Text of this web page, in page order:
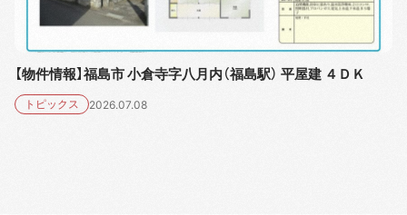
【物件情報】福島市 小倉寺字八月内（福島駅） 平屋建 ４ＤＫ
トピックス 2026.07.08